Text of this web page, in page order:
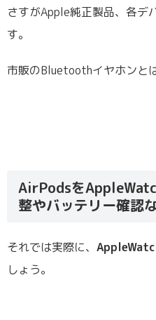
さすがApple純正製品、各デ
す。
市販のBluetoothイヤホンと
AirPodsを
整やバッテリー確認
それでは実際に、
しょう。